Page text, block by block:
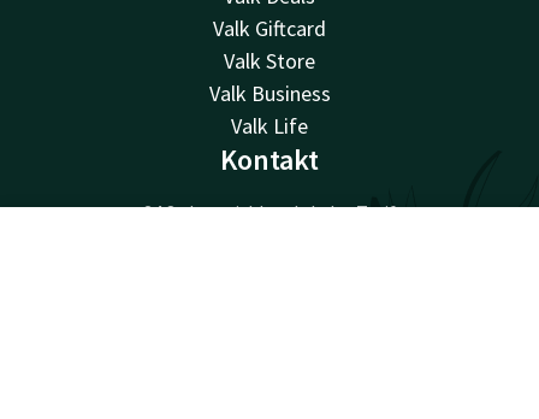
Valk Giftcard
Valk Store
Valk Business
Valk Life
Kontakt
24 Std. erreichbar, lokaler Tarif